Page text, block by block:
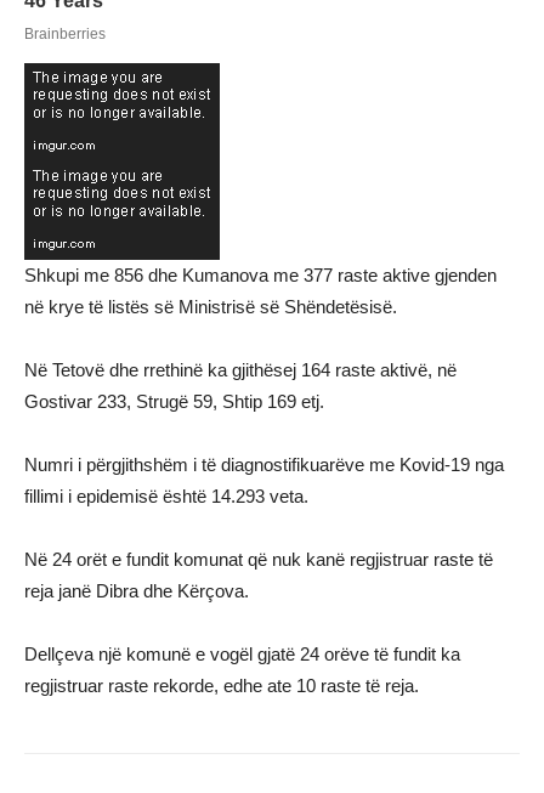
Shkupi me 856 dhe Kumanova me 377 raste aktive gjenden
në krye të listës së Ministrisë së Shëndetësisë.
Në Tetovë dhe rrethinë ka gjithësej 164 raste aktivë, në
Gostivar 233, Strugë 59, Shtip 169 etj.
Numri i përgjithshëm i të diagnostifikuarëve me Kovid-19 nga
fillimi i epidemisë është 14.293 veta.
Në 24 orët e fundit komunat që nuk kanë regjistruar raste të
reja janë Dibra dhe Kërçova.
Dellçeva një komunë e vogël gjatë 24 orëve të fundit ka
regjistruar raste rekorde, edhe ate 10 raste të reja.